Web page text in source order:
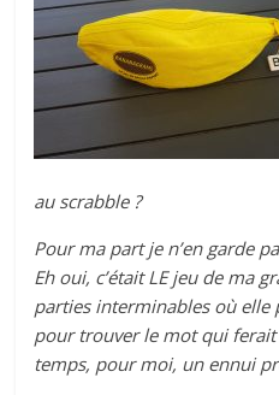
au scrabble ?
Pour ma part je n’en garde
Eh oui, c’était LE jeu de ma
parties interminables où elle
pour trouver le mot qui
temps, pour moi, un ennui